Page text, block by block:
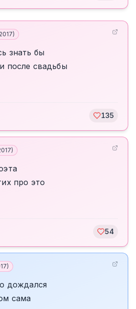
)
знать бы
после свадьбы
135
)
про это
54
)
дождался
сама